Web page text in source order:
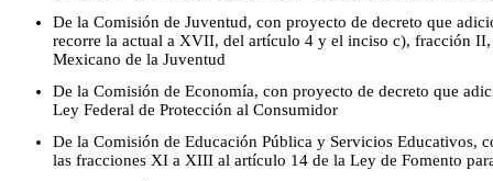
De la Comisión de Juventud, con proyecto de decreto que
recorre la actual a XVII, del artículo 4 y el inciso c), fracción
Mexicano de la Juventud
De la Comisión de Economía, con proyecto de decreto que
Ley Federal de Protección al Consumidor
De la Comisión de Educación Pública y Servicios Educativos,
las fracciones XI a XIII al artículo 14 de la Ley de Fomento